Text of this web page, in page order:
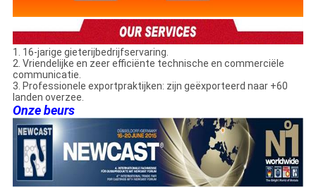
1. 16-jarige gieterijbedrijfservaring.
2. Vriendelijke en zeer efficiënte technische en commerciële
communicatie.
3. Professionele exportpraktijken: zijn geëxporteerd naar +60
landen overzee.
Onze beurs